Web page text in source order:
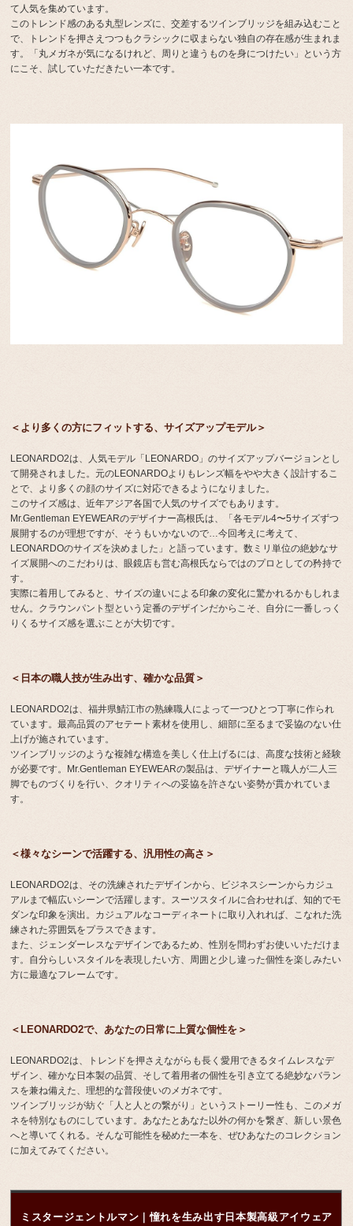
て人気を集めています。
このトレンド感のある丸型レンズに、交差するツインブリッジを組み込むこと
で、トレンドを押さえつつもクラシックに収まらない独自の存在感が生まれま
す。「丸メガネが気になるけれど、周りと違うものを身につけたい」という方
にこそ、試していただきたい一本です。
＜より多くの方にフィットする、サイズアップモデル＞
LEONARDO2は、人気モデル「LEONARDO」のサイズアップバージョンとし
て開発されました。元のLEONARDOよりもレンズ幅をやや大きく設計するこ
とで、より多くの顔のサイズに対応できるようになりました。
このサイズ感は、近年アジア各国で人気のサイズでもあります。
Mr.Gentleman EYEWEARのデザイナー高根氏は、「各モデル4〜5サイズずつ
展開するのが理想ですが、そうもいかないので…今回考えに考えて、
LEONARDOのサイズを決めました」と語っています。数ミリ単位の絶妙なサ
イズ展開へのこだわりは、眼鏡店も営む高根氏ならではのプロとしての矜持で
す。
実際に着用してみると、サイズの違いによる印象の変化に驚かれるかもしれま
せん。クラウンパント型という定番のデザインだからこそ、自分に一番しっく
りくるサイズ感を選ぶことが大切です。
＜日本の職人技が生み出す、確かな品質＞
LEONARDO2は、福井県鯖江市の熟練職人によって一つひとつ丁寧に作られ
ています。最高品質のアセテート素材を使用し、細部に至るまで妥協のない仕
上げが施されています。
ツインブリッジのような複雑な構造を美しく仕上げるには、高度な技術と経験
が必要です。Mr.Gentleman EYEWEARの製品は、デザイナーと職人が二人三
脚でものづくりを行い、クオリティへの妥協を許さない姿勢が貫かれていま
す。
＜様々なシーンで活躍する、汎用性の高さ＞
LEONARDO2は、その洗練されたデザインから、ビジネスシーンからカジュ
アルまで幅広いシーンで活躍します。スーツスタイルに合わせれば、知的でモ
ダンな印象を演出。カジュアルなコーディネートに取り入れれば、こなれた洗
練された雰囲気をプラスできます。
また、ジェンダーレスなデザインであるため、性別を問わずお使いいただけま
す。自分らしいスタイルを表現したい方、周囲と少し違った個性を楽しみたい
方に最適なフレームです。
＜LEONARDO2で、あなたの日常に上質な個性を＞
LEONARDO2は、トレンドを押さえながらも長く愛用できるタイムレスなデ
ザイン、確かな日本製の品質、そして着用者の個性を引き立てる絶妙なバラン
スを兼ね備えた、理想的な普段使いのメガネです。
ツインブリッジが紡ぐ「人と人との繋がり」というストーリー性も、このメガ
ネを特別なものにしています。あなたとあなた以外の何かを繋ぎ、新しい景色
へと導いてくれる。そんな可能性を秘めた一本を、ぜひあなたのコレクション
に加えてみてください。
ミスタージェントルマン｜憧れを生み出す日本製高級アイウェア